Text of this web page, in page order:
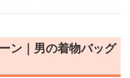
ン｜男の着物バッグ